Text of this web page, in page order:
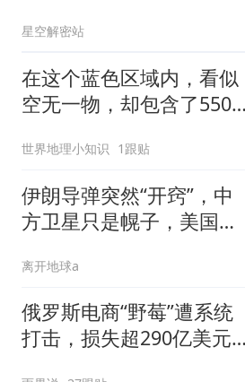
星空解密站
在这个蓝色区域内，看似
空无一物，却包含了5500
世界地理小知识 1跟贴
伊朗导弹突然“开窍”，中
方卫星只是幌子，美国真
离开地球a
俄罗斯电商“野莓”遭系统
打击，损失超290亿美元#